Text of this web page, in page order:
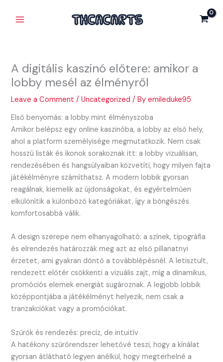
A digitális kaszinó előtere: amikor a
lobby mesél az élményről
Leave a Comment /Uncategorized / Byemileduke95
Első benyomás: a lobby mint élményszoba
Amikor belépsz egy online kaszinóba, a lobby az első hely,
ahol a platform személyisége megmutatkozik. Nem csak
hosszú listák és ikonok sorakoznak itt: a lobby vizuálisan,
rendezésében és hangsúlyaiban közvetíti, hogy milyen fajta
játékélményre számíthatsz. A modern lobbik gyorsan
reagálnak, kiemelik az újdonságokat, és egyértelműen
elkülönítik a különböző kategóriákat, így a böngészés
komfortosabbá válik.
A design szerepe nem elhanyagolható: a színek, tipográfia
és elrendezés határozzák meg azt az első pillanatnyi
érzetet, ami gyakran döntő a továbblépésnél. A letisztult,
rendezett előtér csökkenti a vizuális zajt, míg a dinamikus,
promóciós elemek energiát sugároznak. A legjobb lobbik
középpontjába a játékélményt helyezik, nem csak a
tranzakciókat vagy a promóciókat.
Szűrők és rendezés: precíz, de intuitív
A hatékony szűrőrendszer lehetővé teszi, hogy a kínálat
gyorsan átlátható legyen anélkül, hogy megterhelné a